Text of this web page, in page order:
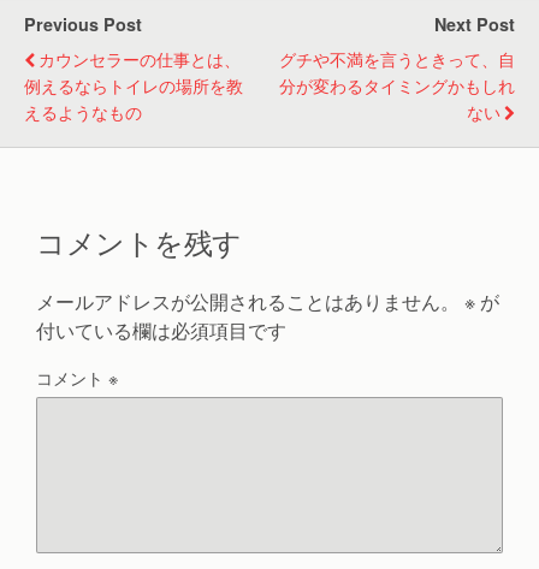
Previous Post
カウンセラーの仕事とは、
例えるならトイレの場所を教
えるようなもの
Next Post
グチや不満を言うときって、自
分が変わるタイミングかもしれ
ない
コメントを残す
メールアドレスが公開されることはありません。 ※ が
付いている欄は必須項目です
コメント ※